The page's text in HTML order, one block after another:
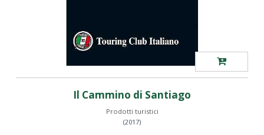
Il Cammino di Santiago
Prodotti turistici
(2017)